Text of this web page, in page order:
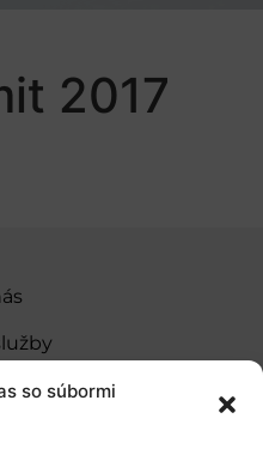
so súbormi
2017
a podpora